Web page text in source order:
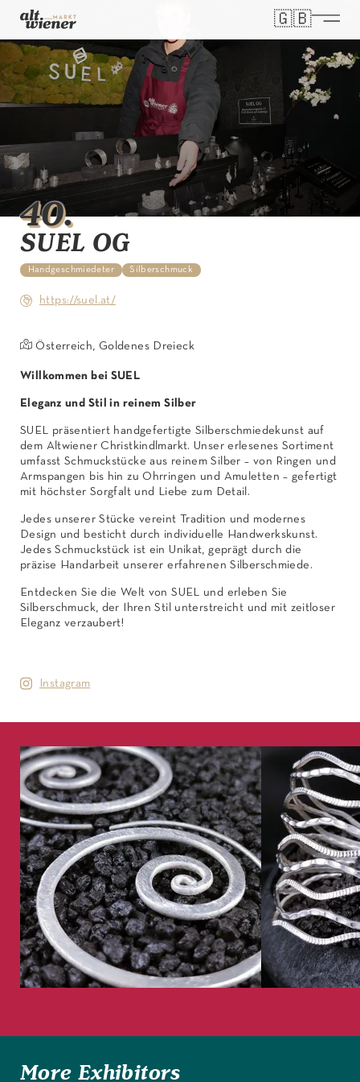
🇬🇧
Select
40.
SUEL OG
Handgeschmiedeter Silberschmuck
https://suel.at/
Österreich, Goldenes Dreieck
Willkommen bei SUEL
Eleganz und Stil in reinem Silber
SUEL präsentiert handgefertigte Silberschmiedekunst auf
dem Altwiener Christkindlmarkt. Unser erlesenes Sortiment
umfasst Schmuckstücke aus reinem Silber – von Ringen und
Armspangen bis hin zu Ohrringen und Amuletten – gefertigt
mit höchster Sorgfalt und Liebe zum Detail.
Jedes unserer Stücke vereint Tradition und modernes
Design und besticht durch individuelle Handwerkskunst.
Jedes Schmuckstück ist ein Unikat, geprägt durch die
präzise Handarbeit unserer erfahrenen Silberschmiede.
Entdecken Sie die Welt von SUEL und erleben Sie
Silberschmuck, der Ihren Stil unterstreicht und mit zeitloser
Eleganz verzaubert!
Instagram
More Exhibitors